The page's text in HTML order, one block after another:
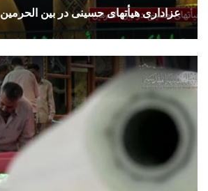
عزاداری هیأتهای حسینی در بین الحرمین